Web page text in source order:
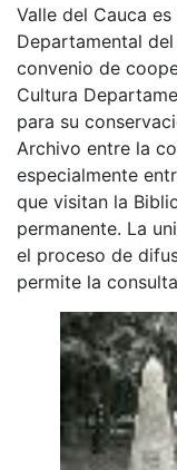
Valle del Cauca
Departamental
convenio de
Cultura
para su
Archivo entre la
especialmente
que visitan la
permanente. La
el proceso de
permite la